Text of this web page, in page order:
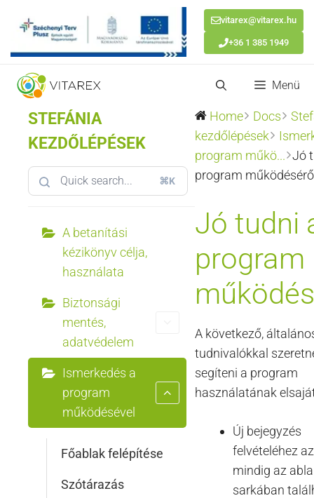
vitarex@vitarex.hu
+36 1 385 1949
Kilépés
tartalomba
Menü
STEFÁNIA
KEZDŐLÉPÉSEK
⌘K
A betanítási
kézikönyv célja,
használata
Biztonsági
mentés,
adatvédelem
Ismerkedés a
program
működésével
Főablak felépítése
Szótárazás
Home Docs
kezdőlépések
program műkö... Jó
program
Jó tudni
program
A következő,
tudnivalókkal
segíteni a program
használatának
Új bejegyzés
felvételéhez
mindig az
sarkában